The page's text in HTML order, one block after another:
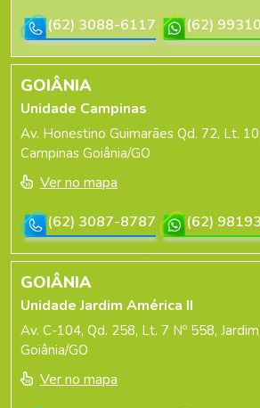
(62) 3088-6117
(62)
GOIÂNIA
Unidade Campinas
Av. Honestino Guimarães Qd. 72, Lt.
Campinas Goiânia/GO
Ver no mapa
(62) 3087-8787
(62)
GOIÂNIA
Unidade Jardim América II
Av. C-104, Qd. 258, Lt. 7 Nº 558,
Goiânia/GO
Ver no mapa